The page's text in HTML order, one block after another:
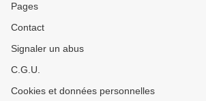
Pages
Contact
Signaler un abus
C.G.U.
Cookies et données personnelles